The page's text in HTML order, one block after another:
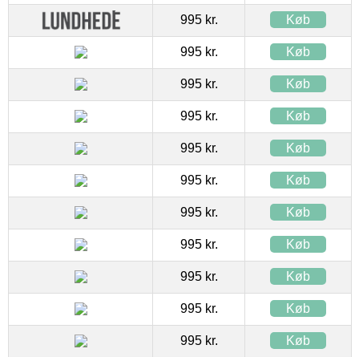
995 kr. Køb
995 kr. Køb
995 kr. Køb
995 kr. Køb
995 kr. Køb
995 kr. Køb
995 kr. Køb
995 kr. Køb
995 kr. Køb
995 kr. Køb
995 kr. Køb